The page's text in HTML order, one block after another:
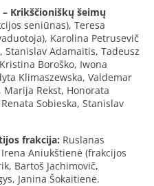
Krikščioniškų šeimų
seniūnas), Teresa
Karolina Petrusevič
Adamaitis, Tadeusz
Boroško, Iwona
Klimaszewska, Valdemar
Marija Rekst, Honorata
Sobieska, Stanislav
frakcija: Ruslanas
Aniukštienė (frakcijos
Bartoš Jachimovič,
Janina Šokaitienė.